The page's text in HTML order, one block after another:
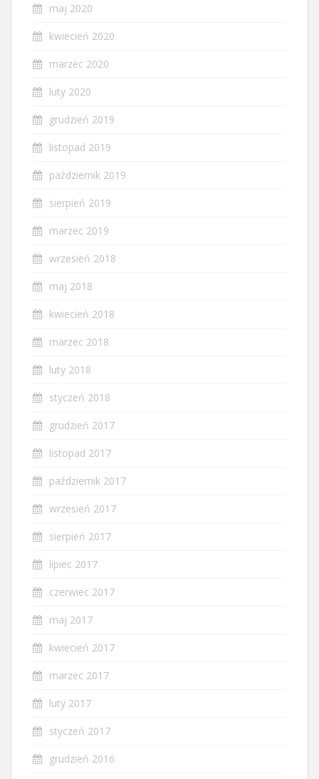
maj 2020
kwiecień 2020
marzec 2020
luty 2020
grudzień 2019
listopad 2019
październik 2019
sierpień 2019
marzec 2019
wrzesień 2018
maj 2018
kwiecień 2018
marzec 2018
luty 2018
styczeń 2018
grudzień 2017
listopad 2017
październik 2017
wrzesień 2017
sierpień 2017
lipiec 2017
czerwiec 2017
maj 2017
kwiecień 2017
marzec 2017
luty 2017
styczeń 2017
grudzień 2016